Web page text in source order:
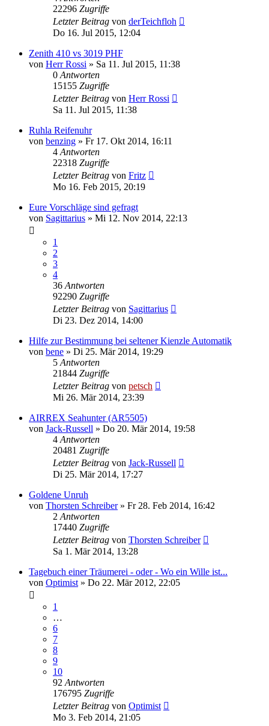
22296 Zugriffe
Letzter Beitrag von derTeichfloh
Do 16. Jul 2015, 12:04
Zenith 410 vs 3019 PHF
von Herr Rossi » Sa 11. Jul 2015, 11:38
0 Antworten
15155 Zugriffe
Letzter Beitrag von Herr Rossi
Sa 11. Jul 2015, 11:38
Ruhla Reifenuhr
von benzing » Fr 17. Okt 2014, 16:11
4 Antworten
22318 Zugriffe
Letzter Beitrag von Fritz
Mo 16. Feb 2015, 20:19
Eure Vorschläge sind gefragt
von Sagittarius » Mi 12. Nov 2014, 22:13
1
2
3
4
36 Antworten
92290 Zugriffe
Letzter Beitrag von Sagittarius
Di 23. Dez 2014, 14:00
Hilfe zur Bestimmung bei seltener Kienzle Automatik
von bene » Di 25. Mär 2014, 19:29
5 Antworten
21844 Zugriffe
Letzter Beitrag von petsch
Mi 26. Mär 2014, 23:39
AIRREX Seahunter (AR5505)
von Jack-Russell » Do 20. Mär 2014, 19:58
4 Antworten
20481 Zugriffe
Letzter Beitrag von Jack-Russell
Di 25. Mär 2014, 17:27
Goldene Unruh
von Thorsten Schreiber» Fr 28. Feb 2014, 16:42
2 Antworten
17440 Zugriffe
Letzter Beitrag von Thorsten Schreiber
Sa 1. Mär 2014, 13:28
Tagebuch einer Träumerei - oder - Wo ein Wille ist...
von Optimist » Do 22. Mär 2012, 22:05
1
…
6
7
8
9
10
92 Antworten
176795 Zugriffe
Letzter Beitrag von Optimist
Mo 3. Feb 2014, 21:05